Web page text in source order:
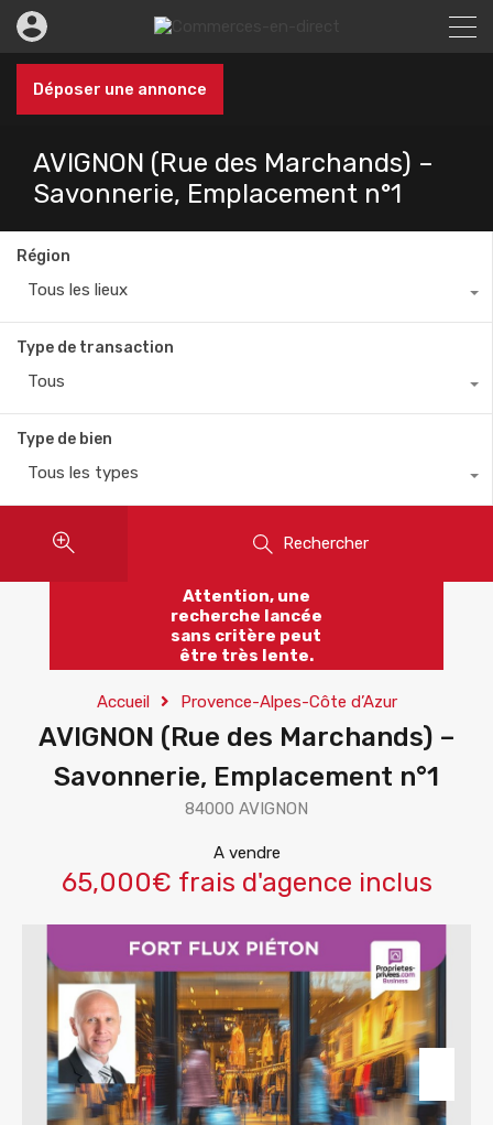
Déposer une annonce
AVIGNON (Rue des Marchands) –
Savonnerie, Emplacement n°1
Région
Tous les lieux
Type de transaction
Tous
Type de bien
Tous les types
Rechercher
Attention, une
recherche lancée
sans critère peut
être très lente.
Accueil Provence-Alpes-Côte d’Azur
AVIGNON (Rue des Marchands) –
Savonnerie, Emplacement n°1
84000 AVIGNON
A vendre
65,000€ frais d'agence inclus